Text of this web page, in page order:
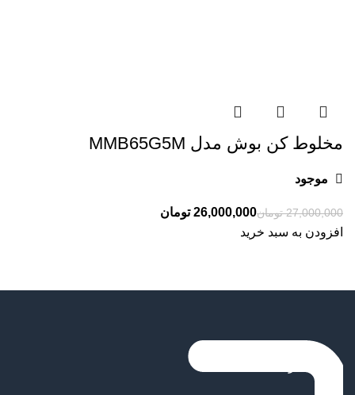
مخلوط کن بوش مدل MMB65G5M
موجود
27,000,000 تومان26,000,000 تومان
افزودن به سبد خرید
ضمانت بازگشت کالا